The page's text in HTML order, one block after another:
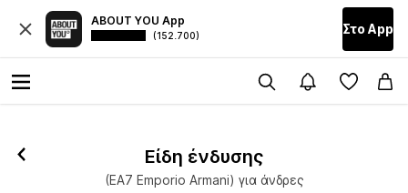
ABOUT YOU App
(152.700) Στο Αpp
Είδη ένδυσης
(EA7 Emporio Armani) για άνδρες